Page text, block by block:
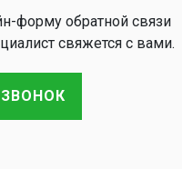
форму обратной связи
свяжется с вами.